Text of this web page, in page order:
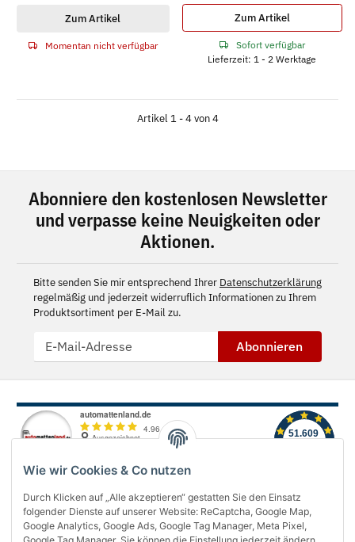
Wie wir Cookies & Co nutzen
Durch Klicken auf „Alle akzeptieren“ gestatten Sie den Einsatz
folgender Dienste auf unserer Website: ReCaptcha, Google Map,
Google Analytics, Google Ads, Google Tag Manager, Meta Pixel,
Zum Artikel
Momentan nicht verfügbar
Zum Artikel
Sofort verfügbar
Lieferzeit: 1 - 2 Werktage
Artikel 1 - 4 von 4
Abonniere den kostenlosen Newsletter
und verpasse keine Neuigkeiten oder
Aktionen.
Bitte senden Sie mir entsprechend Ihrer Datenschutzerklärung
regelmäßig und jederzeit widerruflich Informationen zu Ihrem
Produktsortiment per E-Mail zu.
Abonnieren
Über uns